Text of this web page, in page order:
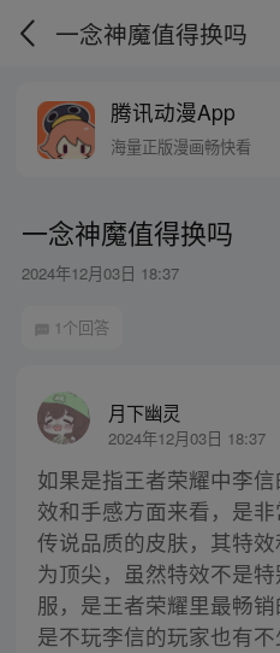
一念神魔值得换吗
腾讯动漫App
海量正版漫画畅快看
一念神魔值得换吗
2024年12月03日 18:37
1个回答
月下幽灵
2024年12月03日 18:37
如果是指王者荣耀中李
效和手感方面来看，是
传说品质的皮肤，其特
为顶尖，虽然特效不是
服，是王者荣耀里最畅
是不玩李信的玩家也有不